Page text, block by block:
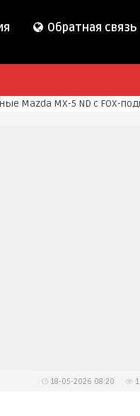
Обратная связь
Mazda MX-5 ND с
18-05-2026 08:20